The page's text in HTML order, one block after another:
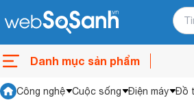
Danh mục sản phẩm
Công nghệ Cuộc sống Điện máy Đồ